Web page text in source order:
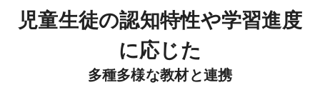
児童生徒の認知特性や学習進度
に応じた
多種多様な教材と連携